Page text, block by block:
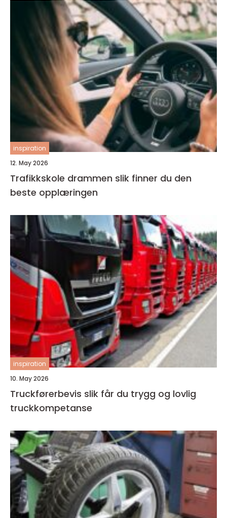
inspiration
12. May 2026
Trafikkskole drammen slik finner du den
beste opplæringen
inspiration
10. May 2026
Truckførerbevis slik får du trygg og lovlig
truckkompetanse